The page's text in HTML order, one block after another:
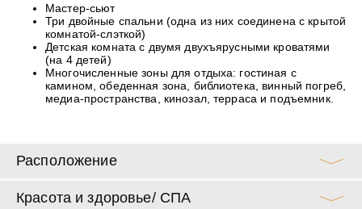
Мастер-сьют
Три двойные спальни (одна из них соединена с крытой
комнатой-слэткой)
Детская комната с двумя двухъярусными кроватями
(на 4 детей)
Многочисленные зоны для отдыха: гостиная с
камином, обеденная зона, библиотека, винный погреб,
медиа-пространства, кинозал, терраса и подъемник.
Расположение
Красота и здоровье/ СПА